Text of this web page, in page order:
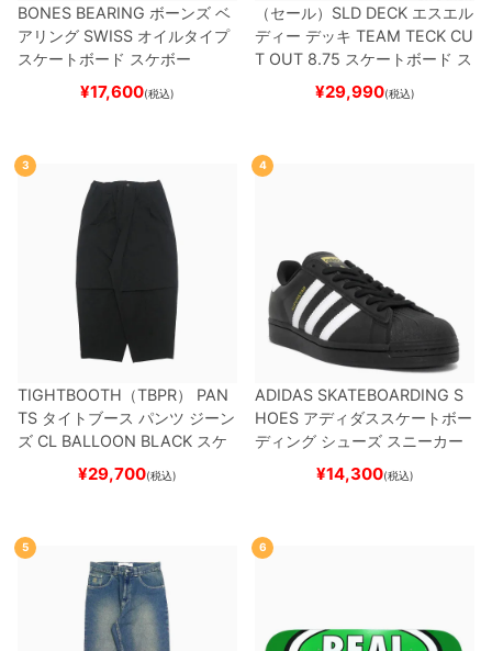
BONES BEARING ボーンズ ベ
アリング SWISS オイルタイプ
スケートボード スケボー
¥17,600(税込)
（セール） SLD DECK エスエル
ディー デッキ TEAM TECK CU
T OUT 8.75 スケートボード ス
¥29,990(税込)
3
TIGHTBOOTH（TBPR） PAN
TS タイトブース パンツ ジーン
ズ CL BALLOON BLACK スケ
ートボード スケボー
¥29,700(税込)
4
ADIDAS SKATEBOARDING S
HOES アディダススケートボー
ディング シューズ スニーカー
スーパースター SUPERSTAR A
BLACK/WHITE/WHITE
ー
¥14,300(税込)
5 6